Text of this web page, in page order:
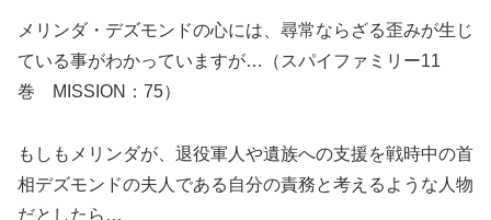
メリンダ・デズモンドの心には、尋常ならざる歪みが生じ
ている事がわかっていますが…（スパイファミリー11
巻 MISSION：75）
もしもメリンダが、退役軍人や遺族への支援を戦時中の首
相デズモンドの夫人である自分の責務と考えるような人物
だとしたら…